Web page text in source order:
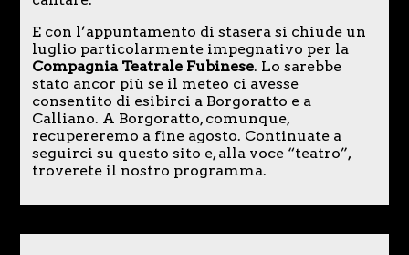
E con l’appuntamento di stasera si chiude un
luglio particolarmente impegnativo per la
Compagnia Teatrale Fubinese. Lo sarebbe
stato ancor più se il meteo ci avesse
consentito di esibirci a Borgoratto e a
Calliano. A Borgoratto, comunque,
recupereremo a fine agosto. Continuate a
seguirci su questo sito e, alla voce “teatro”,
troverete il nostro programma.